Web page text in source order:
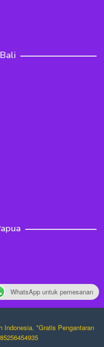
Indonesia. *Gratis Pengantaran
WhatsApp untuk pemesanan